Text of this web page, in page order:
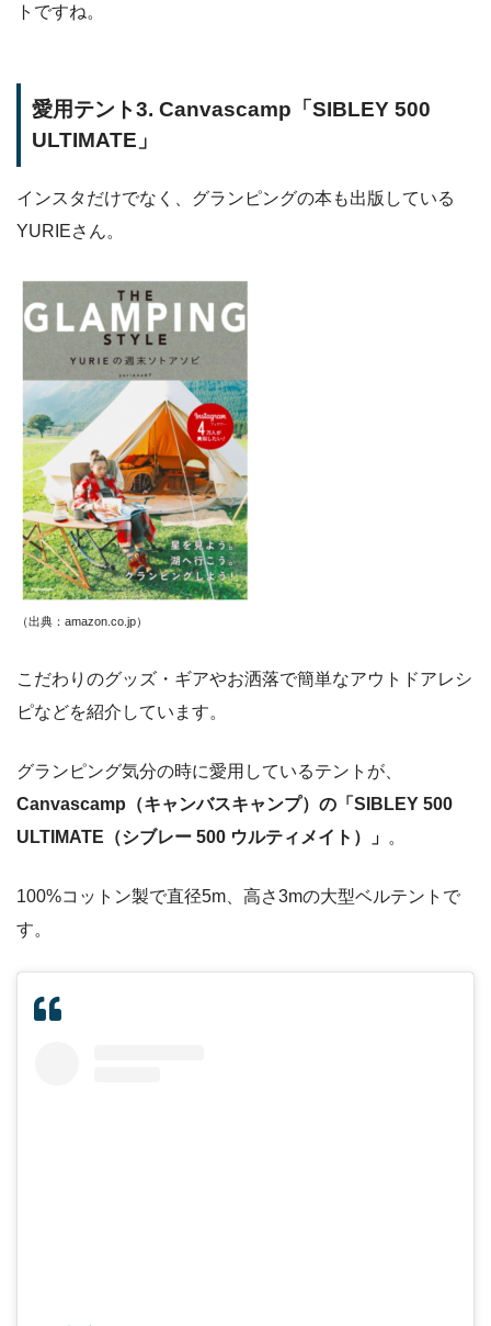
トですね。
愛用テント3. Canvascamp「SIBLEY 500
ULTIMATE」
インスタだけでなく、グランピングの本も出版している
YURIEさん。
（出典：amazon.co.jp）
こだわりのグッズ・ギアやお洒落で簡単なアウトドアレシ
ピなどを紹介しています。
グランピング気分の時に愛用しているテントが、
Canvascamp（キャンバスキャンプ）の「SIBLEY 500
ULTIMATE（シブレー 500 ウルティメイト）」 。
100%コットン製で直径5m、高さ3mの大型ベルテントで
す。